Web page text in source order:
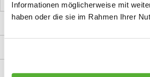
Informationen möglicherweise mit
haben oder die sie im Rahmen Ihrer
Informationen